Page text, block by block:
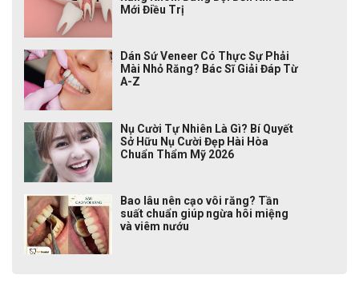
Mới Điều Trị
Dán Sứ Veneer Có Thực Sự Phải
Mài Nhỏ Răng? Bác Sĩ Giải Đáp Từ
A-Z
Nụ Cười Tự Nhiên Là Gì? Bí Quyết
Sở Hữu Nụ Cười Đẹp Hài Hòa
Chuẩn Thẩm Mỹ 2026
Bao lâu nên cạo vôi răng? Tần
suất chuẩn giúp ngừa hôi miệng
và viêm nướu